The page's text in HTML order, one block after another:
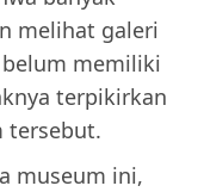
melihat galeri
memiliki
terpikirkan
tersebut.
museum ini,